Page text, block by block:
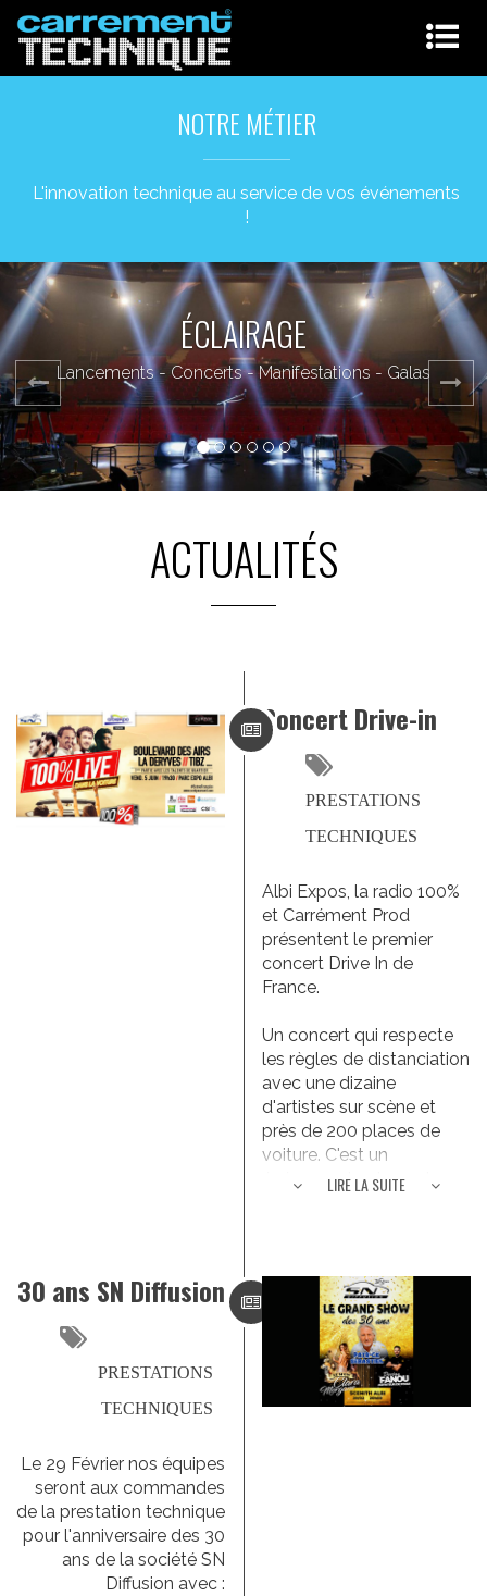
NOTRE MÉTIER
L'innovation technique au service de vos événements
!
ÉQUIPEMENTS TECHNIQUES
Locations - Prestations - Ventes
ACTUALITÉS
Concert Drive-in
PRESTATIONS
TECHNIQUES
Albi Expos, la radio 100%
et Carrément Prod
présentent le premier
concert Drive In de
France.
Un concert qui respecte
les règles de distanciation
avec une dizaine
d'artistes sur scène et
près de 200 places de
voiture. C'est un
événement unique et une
LIRE LA SUITE
30 ans SN Diffusion
PRESTATIONS
TECHNIQUES
Le 29 Février nos équipes
seront aux commandes
de la prestation technique
pour l'anniversaire des 30
ans de la société SN
Diffusion avec :